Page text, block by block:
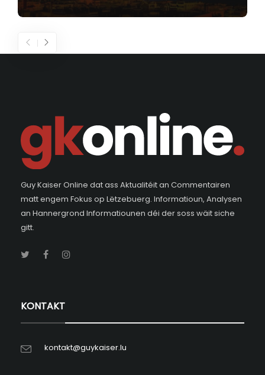
Guy Kaiser Online dat ass Aktualitéit an Commentairen
matt engem Fokus op Lëtzebuerg. Informatioun, Analysen
an Hannergrond Informatiounen déi der soss wäit siche
gitt.
KONTAKT
kontakt@guykaiser.lu